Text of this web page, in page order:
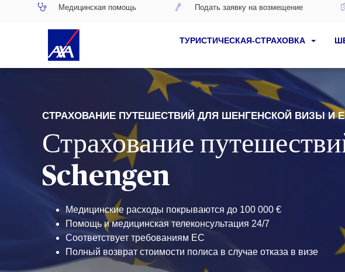
Медицинская помощь Подать заявку на возмещение
ТУРИСТИЧЕСКАЯ-СТРАХОВКА
СТРАХОВАНИЕ ПУТЕШЕСТВИЙ ДЛЯ ШЕНГЕНСКОЙ ВИЗЫ И
Страхование
Schengen
Медицинские расходы покрываются до 100 000 €
Помощь и медицинская телеконсультация 24/7
Соответствует требованиям ЕС
Полный возврат стоимости полиса в случае отказа в визе